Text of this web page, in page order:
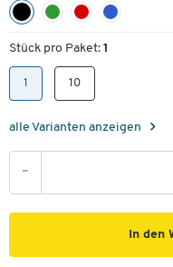
Stück pro Paket: 1
1 10
alle Varianten anzeigen
-
In den